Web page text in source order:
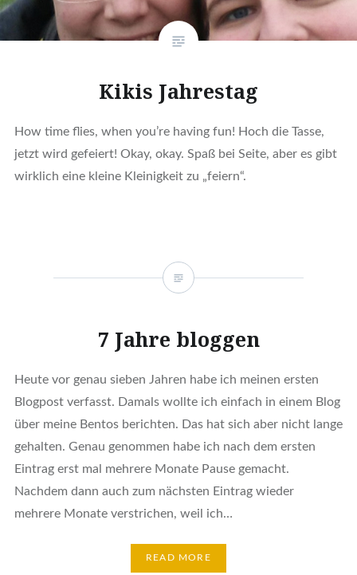
Kikis Jahrestag
How time flies, when you’re having fun! Hoch die Tasse,
jetzt wird gefeiert! Okay, okay. Spaß bei Seite, aber es gibt
wirklich eine kleine Kleinigkeit zu „feiern“.
7 Jahre bloggen
Heute vor genau sieben Jahren habe ich meinen ersten
Blogpost verfasst. Damals wollte ich einfach in einem Blog
über meine Bentos berichten. Das hat sich aber nicht lange
gehalten. Genau genommen habe ich nach dem ersten
Eintrag erst mal mehrere Monate Pause gemacht.
Nachdem dann auch zum nächsten Eintrag wieder
mehrere Monate verstrichen, weil ich…
READ MORE